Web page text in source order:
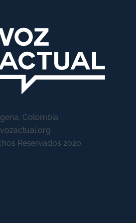
Colombia
Reservados 2020